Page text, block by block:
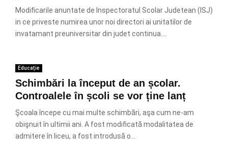
Modificarile anuntate de Inspectoratul Scolar Judetean (ISJ)
in ce priveste numirea unor noi directori ai unitatilor de
invatamant preuniversitar din judet continua....
Educație
Schimbări la început de an școlar.
Controalele în școli se vor ține lanț
Şcoala începe cu mai multe schimbări, aşa cum ne-am
obişnuit în ultimii ani. A fost modificată modalitatea de
admitere în liceu, a fost introdusă o...